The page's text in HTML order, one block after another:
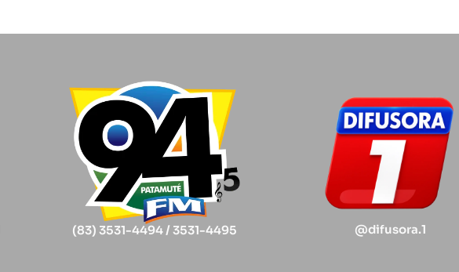
(83) 3531-4494 / 3531-4495 @difusora.1